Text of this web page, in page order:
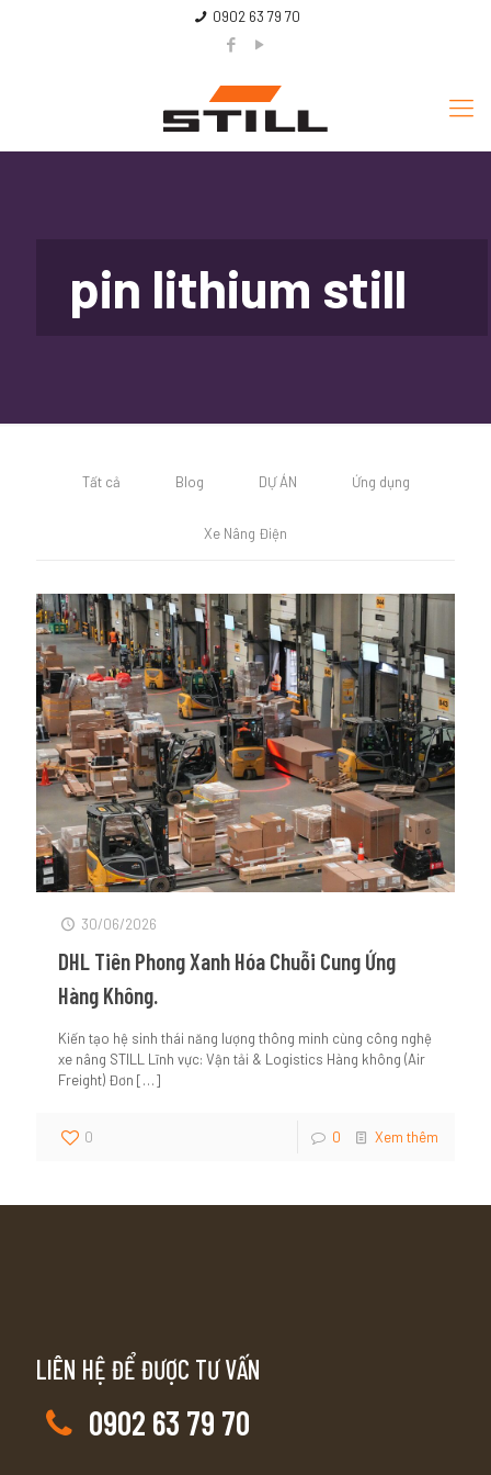
0902 63 79 70
pin lithium still
Tất cả Blog DỰ ÁN Ứng dụng
Xe Nâng Điện
30/06/2026
DHL Tiên Phong Xanh Hóa Chuỗi Cung Ứng
Hàng Không.
Kiến tạo hệ sinh thái năng lượng thông minh cùng công nghệ
xe nâng STILL Lĩnh vực: Vận tải & Logistics Hàng không (Air
Freight) Đơn […]
0 0 Xem thêm
LIÊN HỆ ĐỂ ĐƯỢC TƯ VẤN
0902 63 79 70